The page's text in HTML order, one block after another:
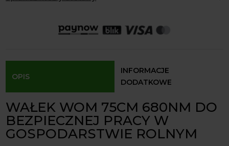
Odbiór osobisty:Oblekoń 156a, 28-133 Pacanów
OPIS
INFORMACJE
DODATKOWE
WAŁEK WOM 75CM 680NM DO
BEZPIECZNEJ PRACY W
GOSPODARSTWIE ROLNYM